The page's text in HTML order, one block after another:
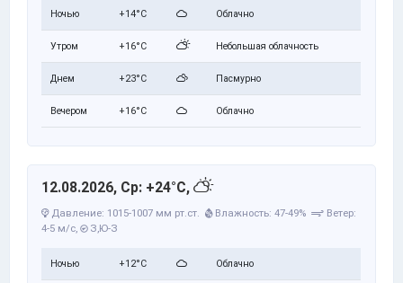
Ночью +14°C Облачно
Утром +16°C Небольшая облачность
Днем +23°C Пасмурно
Вечером +16°C Облачно
12.08.2026, Ср: +24°C,
Давление: 1015-1007 мм рт.ст. Влажность: 47-49%
Ветер:
4-5 м/с, З,Ю-З
Ночью +12°C Облачно